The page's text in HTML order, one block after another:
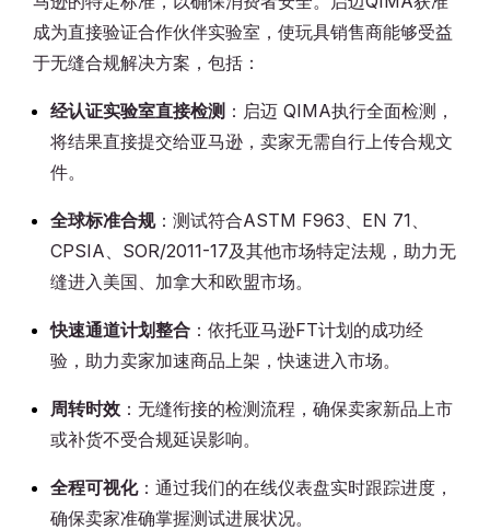
成为直接验证合作伙伴实验室，使玩具销售商能够受益
于无缝合规解决方案，包括：
经认证实验室直接检测 ：启迈 QIMA执行全面检测，
将结果直接提交给亚马逊，卖家无需自行上传合规文
件。
全球标准合规：测试符合ASTM F963、EN 71、
CPSIA、SOR/2011-17及其他市场特定法规，助力无
缝进入美国、加拿大和欧盟市场。
快速通道计划整合 ：依托亚马逊FT计划的成功经
验，助力卖家加速商品上架，快速进入市场。
周转时效 ：无缝衔接的检测流程，确保卖家新品上市
或补货不受合规延误影响。
全程可视化：通过我们的在线仪表盘实时跟踪进度，
确保卖家准确掌握测试进展状况。